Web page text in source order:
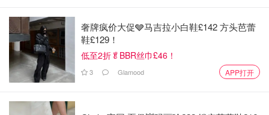
奢牌疯价大促🩶马吉拉小白鞋£142 方头芭蕾
鞋£129！
低至2折🥬BBR丝巾£46！
3 Glamood APP打开